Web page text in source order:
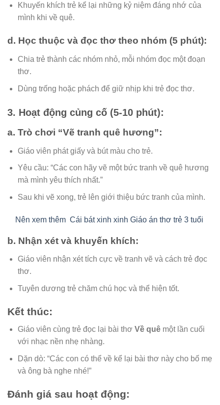
Khuyến khích trẻ kể lại những kỷ niệm đáng nhớ của
mình khi về quê.
d. Học thuộc và đọc thơ theo nhóm (5 phút):
Chia trẻ thành các nhóm nhỏ, mỗi nhóm đọc một đoạn
thơ.
Dùng trống hoặc phách để giữ nhịp khi trẻ đọc thơ.
3. Hoạt động củng cố (5-10 phút):
a. Trò chơi “Vẽ tranh quê hương”:
Giáo viên phát giấy và bút màu cho trẻ.
Yêu cầu: “Các con hãy vẽ một bức tranh về quê hương
mà mình yêu thích nhất.”
Sau khi vẽ xong, trẻ lên giới thiệu bức tranh của mình.
Nên xem thêm Cái bát xinh xinh Giáo án thơ trẻ 3 tuổi
b. Nhận xét và khuyến khích:
Giáo viên nhận xét tích cực về tranh vẽ và cách trẻ đọc
thơ.
Tuyên dương trẻ chăm chú học và thể hiện tốt.
Kết thúc:
Giáo viên cùng trẻ đọc lại bài thơ Về quêmột lần cuối
với nhạc nền nhẹ nhàng.
Dặn dò: “Các con có thể về kể lại bài thơ này cho bố mẹ
và ông bà nghe nhé!”
Đánh giá sau hoạt động: